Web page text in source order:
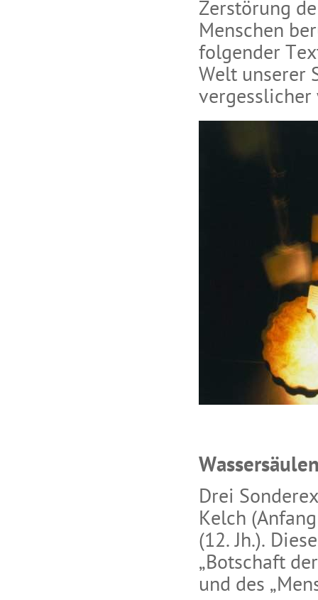
Zerstörung
Menschen
folgender
Welt unserer
vergesslicher
Drei
Kelch
(12. Jh.).
„Botschaft
und des